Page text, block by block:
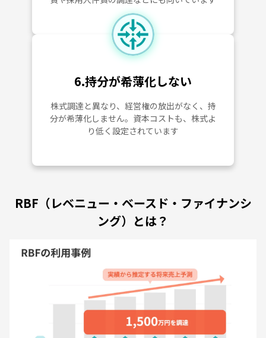
6.持分が希薄化しない
株式調達と異なり、経営権の放出がなく、持
分が希薄化しません。資本コストも、株式よ
り低く設定されています
RBF（レベニュー・ベースド・ファイナンシ
ング）とは？